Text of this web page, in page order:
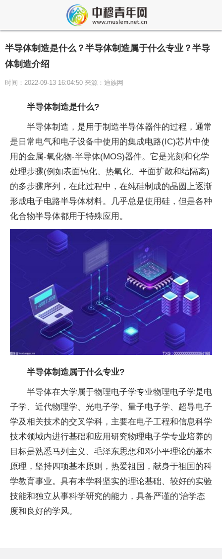
半导体制造是什么？半导体制造属于什么专业？半导
体制造介绍
时间：2022-09-13 16:04:50 来源：迪族网
半导体制造是什么?
半导体制造，是用于制造半导体器件的过程，通常
是日常电气和电子设备中使用的集成电路(IC)芯片中使
用的金属-氧化物-半导体(MOS)器件。它是光刻和化学
处理步骤(例如表面钝化、热氧化、平面扩散和结隔离)
的多步骤序列，在此过程中，在纯硅制成的晶圆上逐渐
形成电子电路半导体材料。几乎总是使用硅，但是各种
化合物半导体都用于特殊应用。
半导体制造属于什么专业?
半导体在大学属于物理电子学专业物理电子学是电
子学、近代物理学、光电子学、量子电子学、超导电子
学及相关技术的交叉学科，主要在电子工程和信息科学
技术领域内进行基础和应用研究物理电子学专业培养的
目标是熟悉马列主义、毛泽东思想和邓小平理论的基本
原理，坚持四项基本原则，热爱祖国，献身于祖国的科
学教育事业。具有本学科坚实的理论基础、较好的实验
技能和独立从事科学研究的能力，具备严谨的'治学态
度和良好的学风。